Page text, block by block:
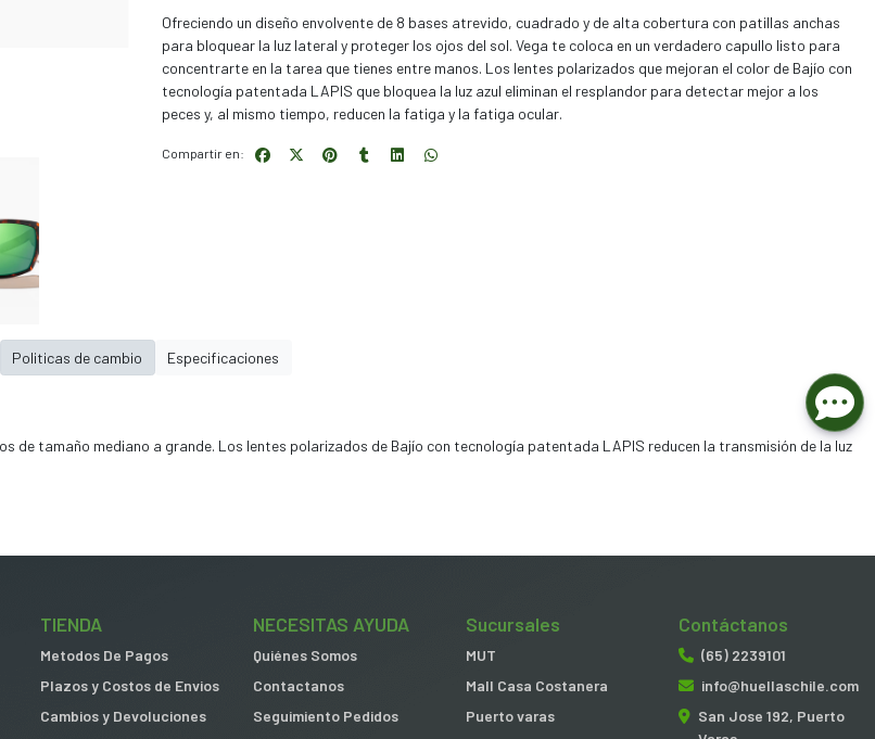
Ofreciendo un diseño envolvente de 8 bases atrevido, cuadrado y de alta cobertura con patillas anchas
para bloquear la luz lateral y proteger los ojos del sol. Vega te coloca en un verdadero capullo listo para
concentrarte en la tarea que tienes entre manos. Los lentes polarizados que mejoran el color de Bajío con
tecnología patentada LAPIS que bloquea la luz azul eliminan el resplandor para detectar mejor a los
peces y, al mismo tiempo, reducen la fatiga y la fatiga ocular.
Compartir en:
de tamaño mediano a grande. Los lentes polarizados de Bajío con tecnología patentada LAPIS reducen la transmisión de la luz
Politicas de cambio Especificaciones
TIENDA
Metodos De Pagos
Plazos y Costos de Envios
Cambios y Devoluciones
NECESITAS AYUDA
Quiénes Somos
Contactanos
Seguimiento Pedidos
Sucursales
MUT
Mall Casa Costanera
Puerto varas
Contáctanos
(65) 2239101
info@huellaschile.com
San Jose 192, Puerto